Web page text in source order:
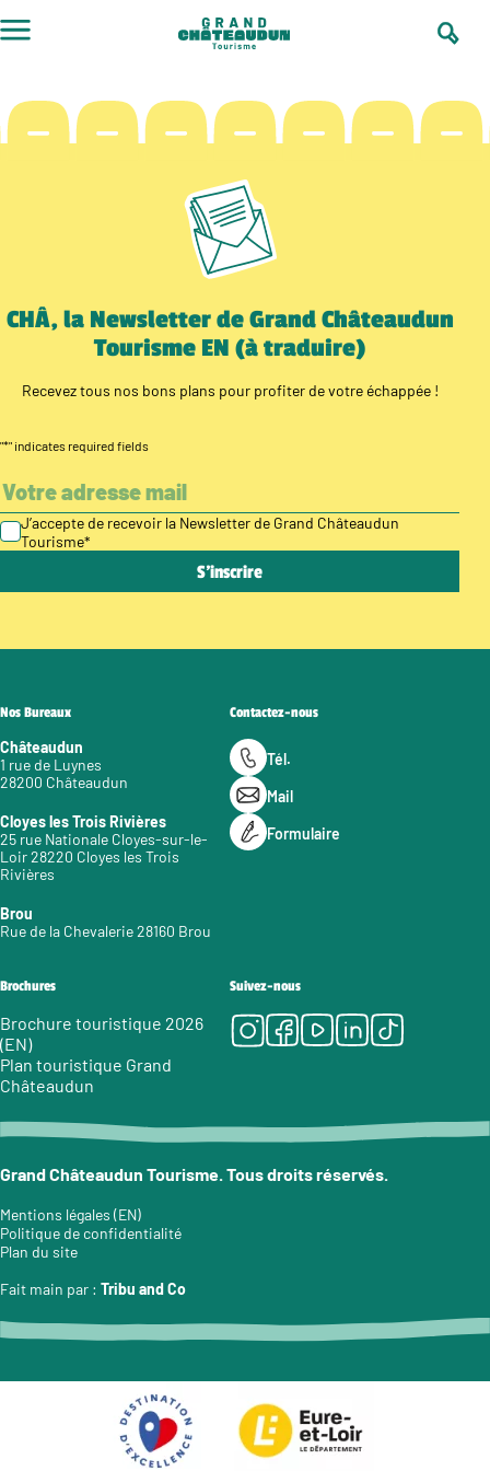
to
CHÂ, la Newsletter de Grand Châteaudun
Tourisme EN (à traduire)
Recevez tous nos bons plans pour profiter de votre échappée !
"*" indicates required fields
J’accepte de recevoir la Newsletter de Grand Châteaudun
Tourisme*
Nos Bureaux
Châteaudun
1 rue de Luynes
28200 Châteaudun
Cloyes les Trois Rivières
25 rue Nationale Cloyes-sur-le-
Loir 28220 Cloyes les Trois
Rivières
Brou
Rue de la Chevalerie 28160 Brou
Contactez-nous
Tél.
Mail
Formulaire
Brochures
Brochure touristique 2026
(EN)
Plan touristique Grand
Châteaudun
Suivez-nous
Instagram
Facebook
Youtube
LinkedIn
Tiktok
Grand Châteaudun Tourisme. Tous droits réservés.
Mentions légales (EN)
Politique de confidentialité
Plan du site
Fait main par : Tribu and Co